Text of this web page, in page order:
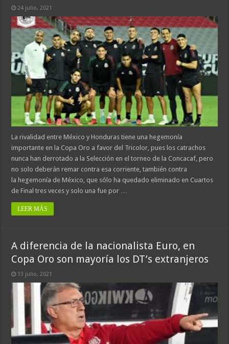
24 julio, 2021
La rivalidad entre México y Honduras tiene una hegemonía
importante en la Copa Oro a favor del Tricolor, pues los catrachos
nunca han derrotado a la Selección en el torneo de la Concacaf, pero
no solo deberán remar contra esa corriente, también contra
la hegemonía de México, que sólo ha quedado eliminado en Cuartos
de Final tres veces y solo una fue por …
LEER MÁS
A diferencia de la nacionalista Euro, en
Copa Oro son mayoría los DT’s extranjeros
13 julio, 2021